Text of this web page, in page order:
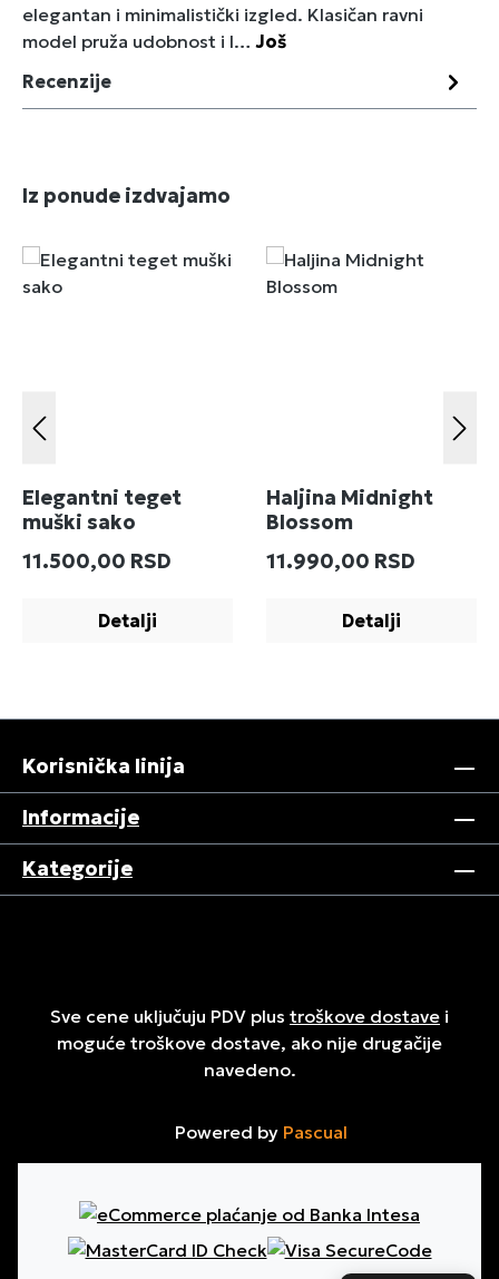
elegantan i minimalistički izgled. Klasičan ravni
model pruža udobnost i l…Još
Recenzije
Preskoči galeriju proizvoda
Iz ponude izdvajamo
Elegantni teget
muški sako
Redovna cena:
11.500,00 RSD
Detalji
Haljina Midnight
Blossom
Redovna cena:
11.990,00 RSD
Detalji
Korisnička linija
Informacije
Kategorije
Sve cene uključuju PDV plus troškove dostave i
moguće troškove dostave, ako nije drugačije
navedeno.
Powered by Pascual